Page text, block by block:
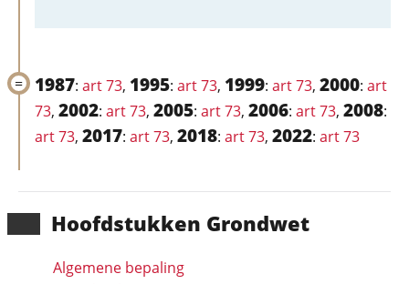
Hoofd­stukken Grondwet
Algemene bepaling
1987: art 73, 1995: art 73, 1999: art 73, 2000: art
73, 2002: art 73, 2005: art 73, 2006: art 73, 2008:
art 73, 2017: art 73, 2018: art 73, 2022: art 73